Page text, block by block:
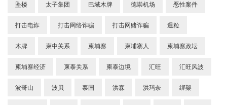
坠楼 太子集团 巴域木牌 德崇机场 恶性案件
打击电诈 打击网络诈骗 打击网赌诈骗 暹粒
木牌 柬中关系 柬埔寨 柬埔寨人 柬埔寨政坛
柬埔寨经济 柬泰关系 柬泰边境 汇旺 汇旺风波
波哥山 波贝 泰国 洪森 洪玛奈 绑架